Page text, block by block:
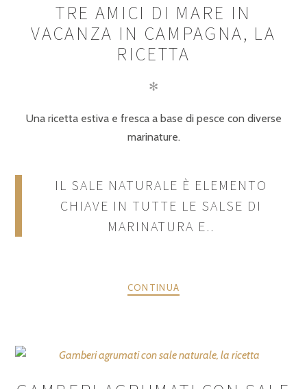
TRE AMICI DI MARE IN
VACANZA IN CAMPAGNA, LA
RICETTA
✻
Una ricetta estiva e fresca a base di pesce con diverse
marinature.
IL SALE NATURALE È ELEMENTO
CHIAVE IN TUTTE LE SALSE DI
MARINATURA E..
CONTINUA